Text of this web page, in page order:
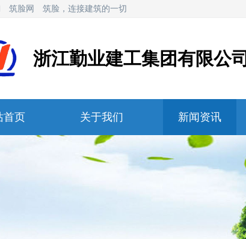
筑脸网 筑脸，连接建筑的一切
浙江勤业建工集团有限公司
首页 关于我们 新闻资讯